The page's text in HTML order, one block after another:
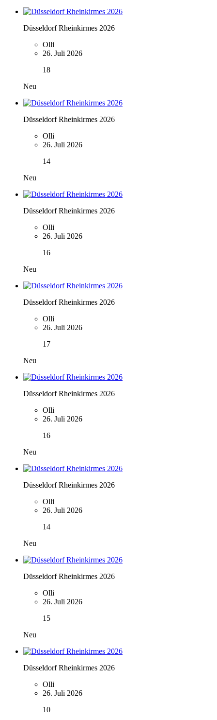
Düsseldorf Rheinkirmes 2026
Olli
26. Juli 2026
18
Neu
Düsseldorf Rheinkirmes 2026
Olli
26. Juli 2026
14
Neu
Düsseldorf Rheinkirmes 2026
Olli
26. Juli 2026
16
Neu
Düsseldorf Rheinkirmes 2026
Olli
26. Juli 2026
17
Neu
Düsseldorf Rheinkirmes 2026
Olli
26. Juli 2026
16
Neu
Düsseldorf Rheinkirmes 2026
Olli
26. Juli 2026
14
Neu
Düsseldorf Rheinkirmes 2026
Olli
26. Juli 2026
15
Neu
Düsseldorf Rheinkirmes 2026
Olli
26. Juli 2026
10